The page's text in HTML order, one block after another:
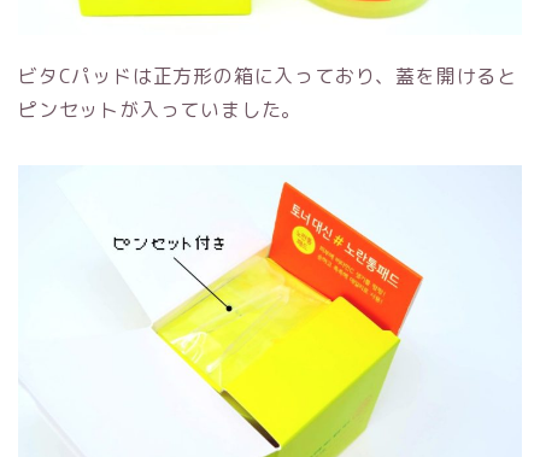
ビタCパッドは正方形の箱に入っており、蓋を開けると
ピンセットが入っていました。